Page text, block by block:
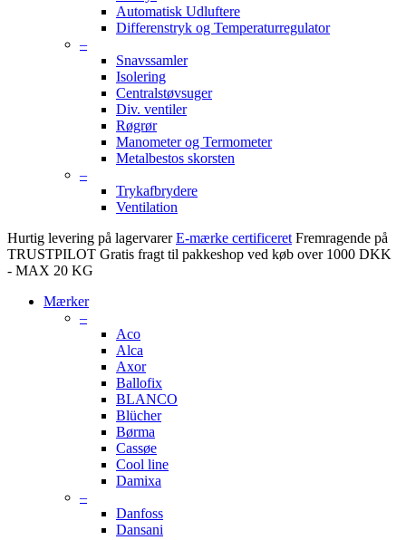
Automatisk Udluftere
Differenstryk og Temperaturregulator
–
Snavssamler
Isolering
Centralstøvsuger
Div. ventiler
Røgrør
Manometer og Termometer
Metalbestos skorsten
–
Trykafbrydere
Ventilation
Hurtig levering på lagervarer E-mærke certificeret Fremragende på
TRUSTPILOT Gratis fragt til pakkeshop ved køb over 1000 DKK
- MAX 20 KG
Mærker
–
Aco
Alca
Axor
Ballofix
BLANCO
Blücher
Børma
Cassøe
Cool line
Damixa
–
Danfoss
Dansani